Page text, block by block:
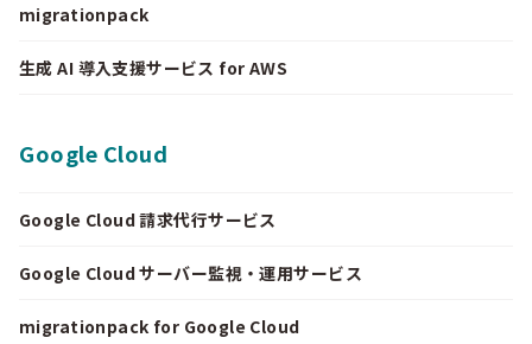
migrationpack
生成 AI 導入支援サービス for AWS
Google Cloud
Google Cloud 請求代行サービス
Google Cloud サーバー監視・運用サービス
migrationpack for Google Cloud